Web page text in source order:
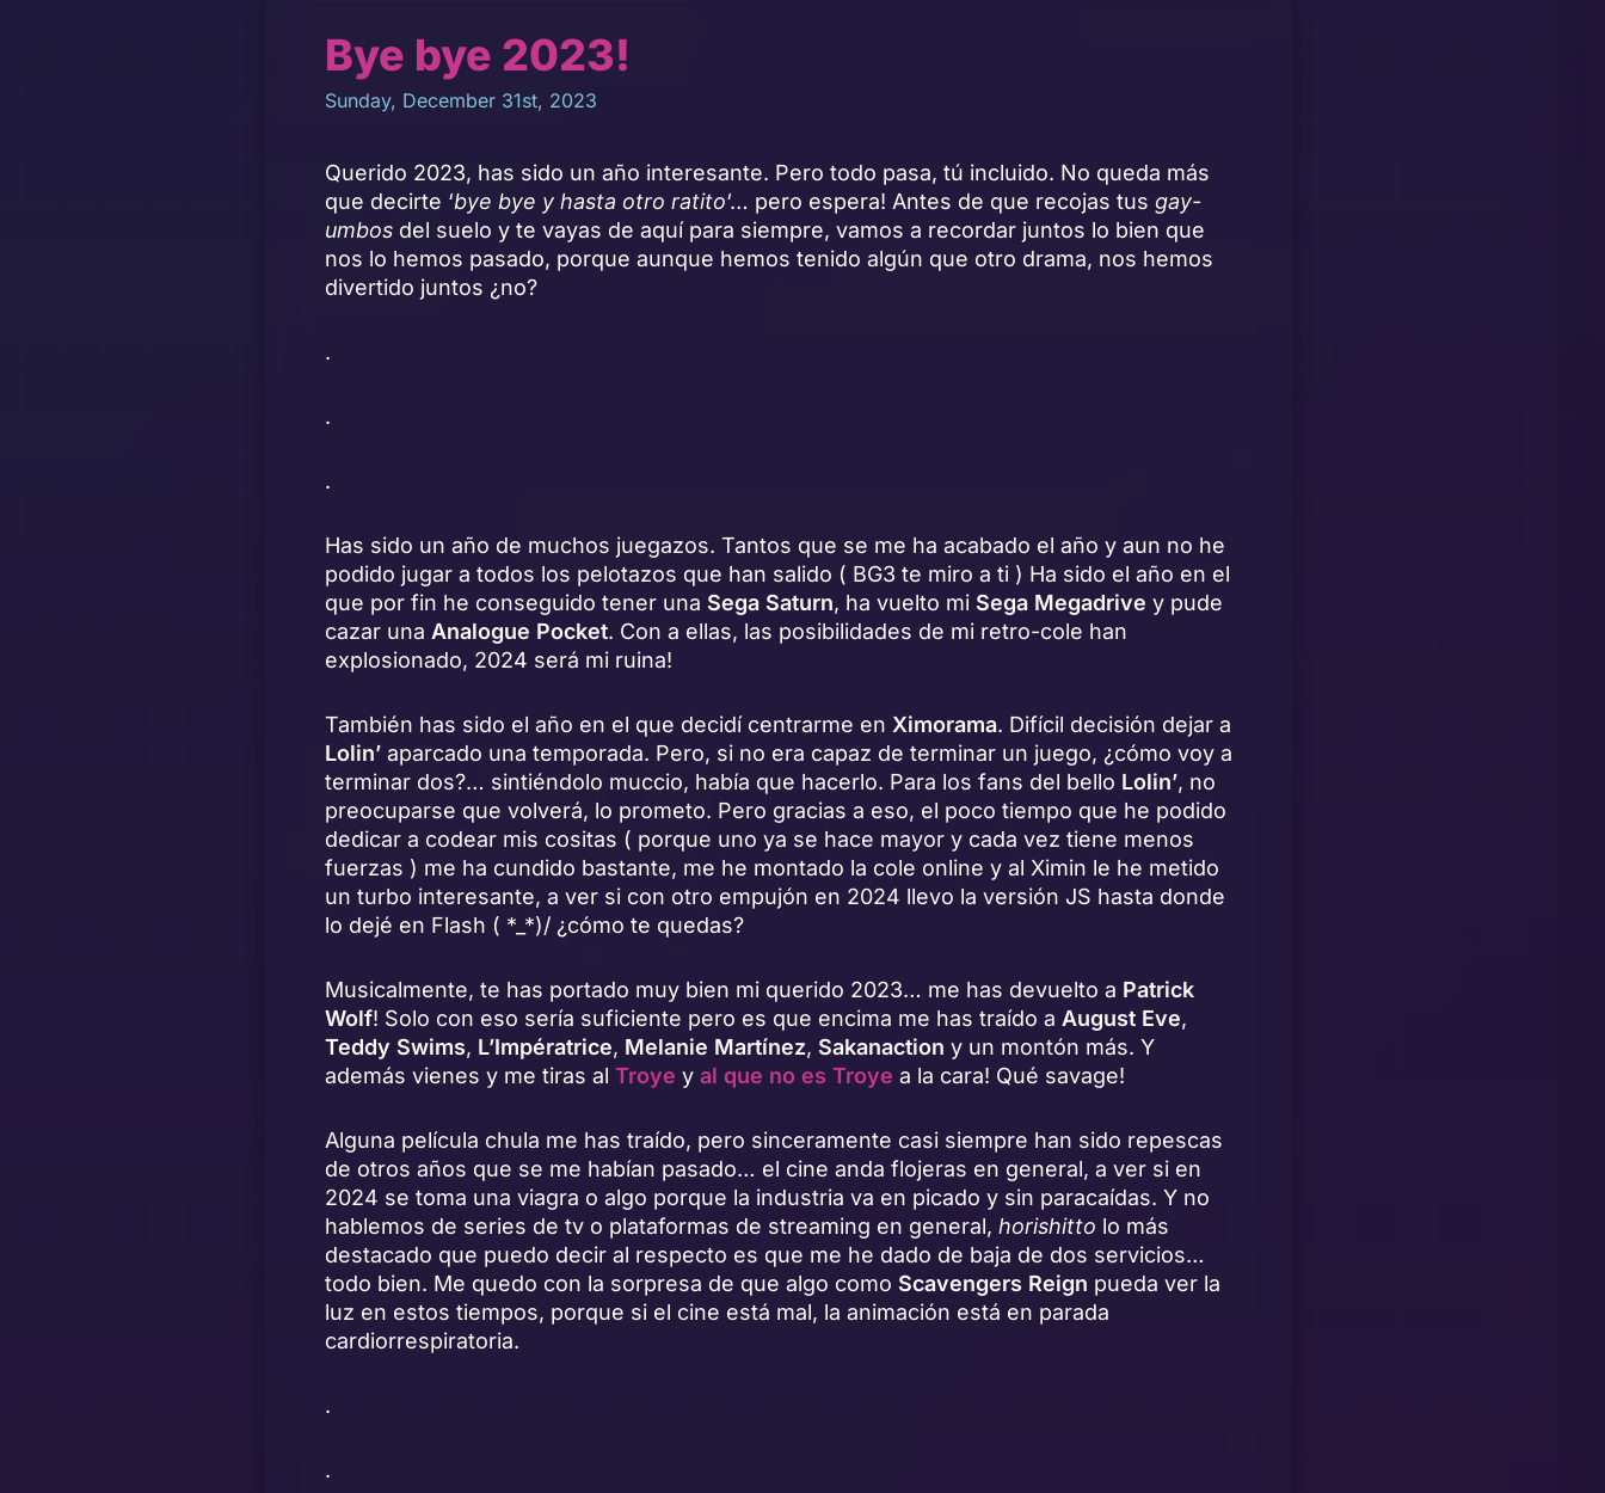
Bye bye 2023!
Sunday, December 31st, 2023
Querido 2023, has sido un año interesante. Pero todo pasa, tú incluido. No queda más
que decirte ‘bye bye y hasta otro ratito‘… pero espera! Antes de que recojas tus gay-
umbos del suelo y te vayas de aquí para siempre, vamos a recordar juntos lo bien que
nos lo hemos pasado, porque aunque hemos tenido algún que otro drama, nos hemos
divertido juntos ¿no?
.
.
.
Has sido un año de muchos juegazos. Tantos que se me ha acabado el año y aun no he
podido jugar a todos los pelotazos que han salido ( BG3 te miro a ti ) Ha sido el año en el
que por fin he conseguido tener una Sega Saturn, ha vuelto mi Sega Megadrive y pude
cazar una Analogue Pocket. Con a ellas, las posibilidades de mi retro-cole han
explosionado, 2024 será mi ruina!
También has sido el año en el que decidí centrarme en Ximorama. Difícil decisión dejar a
Lolin’ aparcado una temporada. Pero, si no era capaz de terminar un juego, ¿cómo voy a
terminar dos?… sintiéndolo muccio, había que hacerlo. Para los fans del bello Lolin’, no
preocuparse que volverá, lo prometo. Pero gracias a eso, el poco tiempo que he podido
dedicar a codear mis cositas ( porque uno ya se hace mayor y cada vez tiene menos
fuerzas ) me ha cundido bastante, me he montado la cole online y al Ximin le he metido
un turbo interesante, a ver si con otro empujón en 2024 llevo la versión JS hasta donde
lo dejé en Flash ( *_*)/ ¿cómo te quedas?
Musicalmente, te has portado muy bien mi querido 2023… me has devuelto a Patrick
Wolf! Solo con eso sería suficiente pero es que encima me has traído a August Eve,
Teddy Swims, L’Impératrice, Melanie Martínez, Sakanaction y un montón más. Y
además vienes y me tiras al Troye y al que no es Troye a la cara! Qué savage!
Alguna película chula me has traído, pero sinceramente casi siempre han sido repescas
de otros años que se me habían pasado… el cine anda flojeras en general, a ver si en
2024 se toma una viagra o algo porque la industria va en picado y sin paracaídas. Y no
hablemos de series de tv o plataformas de streaming en general, horishitto lo más
destacado que puedo decir al respecto es que me he dado de baja de dos servicios…
todo bien. Me quedo con la sorpresa de que algo como Scavengers Reign pueda ver la
luz en estos tiempos, porque si el cine está mal, la animación está en parada
cardiorrespiratoria.
.
.